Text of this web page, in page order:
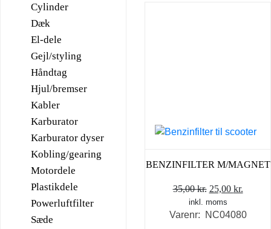
Cylinder
Dæk
El-dele
Gejl/styling
Håndtag
Hjul/bremser
Kabler
Karburator
Karburator dyser
Kobling/gearing
Motordele
Plastikdele
Powerluftfilter
Sæde
BENZINFILTER M/MAGNET
35,00kr. Den
oprindelige
pris
25,00 kr.
pris
inkl. moms
Varenr: NC04080